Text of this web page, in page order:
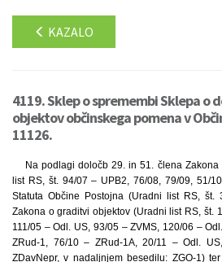
KAZALO
4119. Sklep o spremembi Sklepa o
objektov občinskega pomena v
11126.
Na podlagi določb 29. in 51. člena
list RS, št. 94/07 – UPB2, 76/08, 79/09, 51/
Statuta Občine Postojna (Uradni list RS,
Zakona o graditvi objektov (Uradni list RS, št.
111/05 – Odl. US, 93/05 – ZVMS, 120/06 –
ZRud-1, 76/10 – ZRud-1A, 20/11 – Odl.
ZDavNepr, v nadaljnjem besedilu: ZGO-1)